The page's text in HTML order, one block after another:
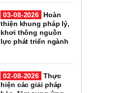
03-08-2026
Hoàn
thiện khung pháp lý,
khơi thông nguồn
lực phát triển ngành
02-08-2026 Thực
hiện các giải pháp